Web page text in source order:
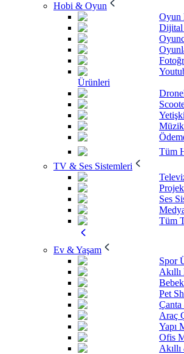
Hobi & Oyun
Oyun
Dijital
Ürünleri
Tüm
TV & Ses Sistemleri
Ses
Tüm
Ev & Yaşam
Spor
Pet
Araç
Yapı
Ofis